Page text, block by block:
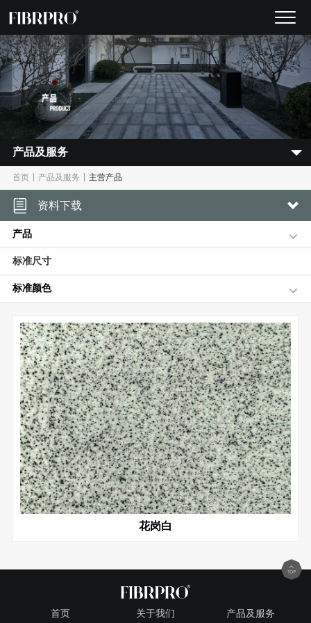
产品及服务
首页 产品及服务 主营产品
资料下载
产品
标准尺寸
标准颜色
花岗白
首页 关于我们 产品及服务